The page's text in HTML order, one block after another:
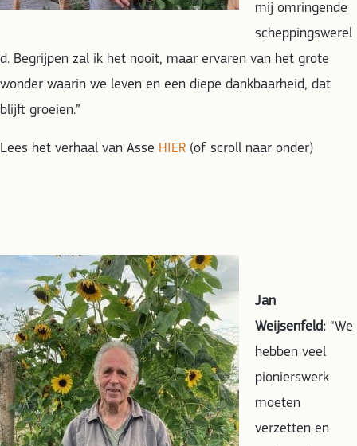
mij omringende
scheppingswerel
d. Begrijpen zal ik het nooit, maar ervaren van het grote
wonder waarin we leven en een diepe dankbaarheid, dat
blijft groeien.”
Lees het verhaal van Asse HIER (of scroll naar onder)
Jan
Weijsenfeld: “We
hebben veel
pionierswerk
moeten
verzetten en